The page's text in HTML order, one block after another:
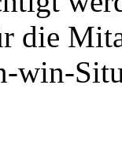
die
win-